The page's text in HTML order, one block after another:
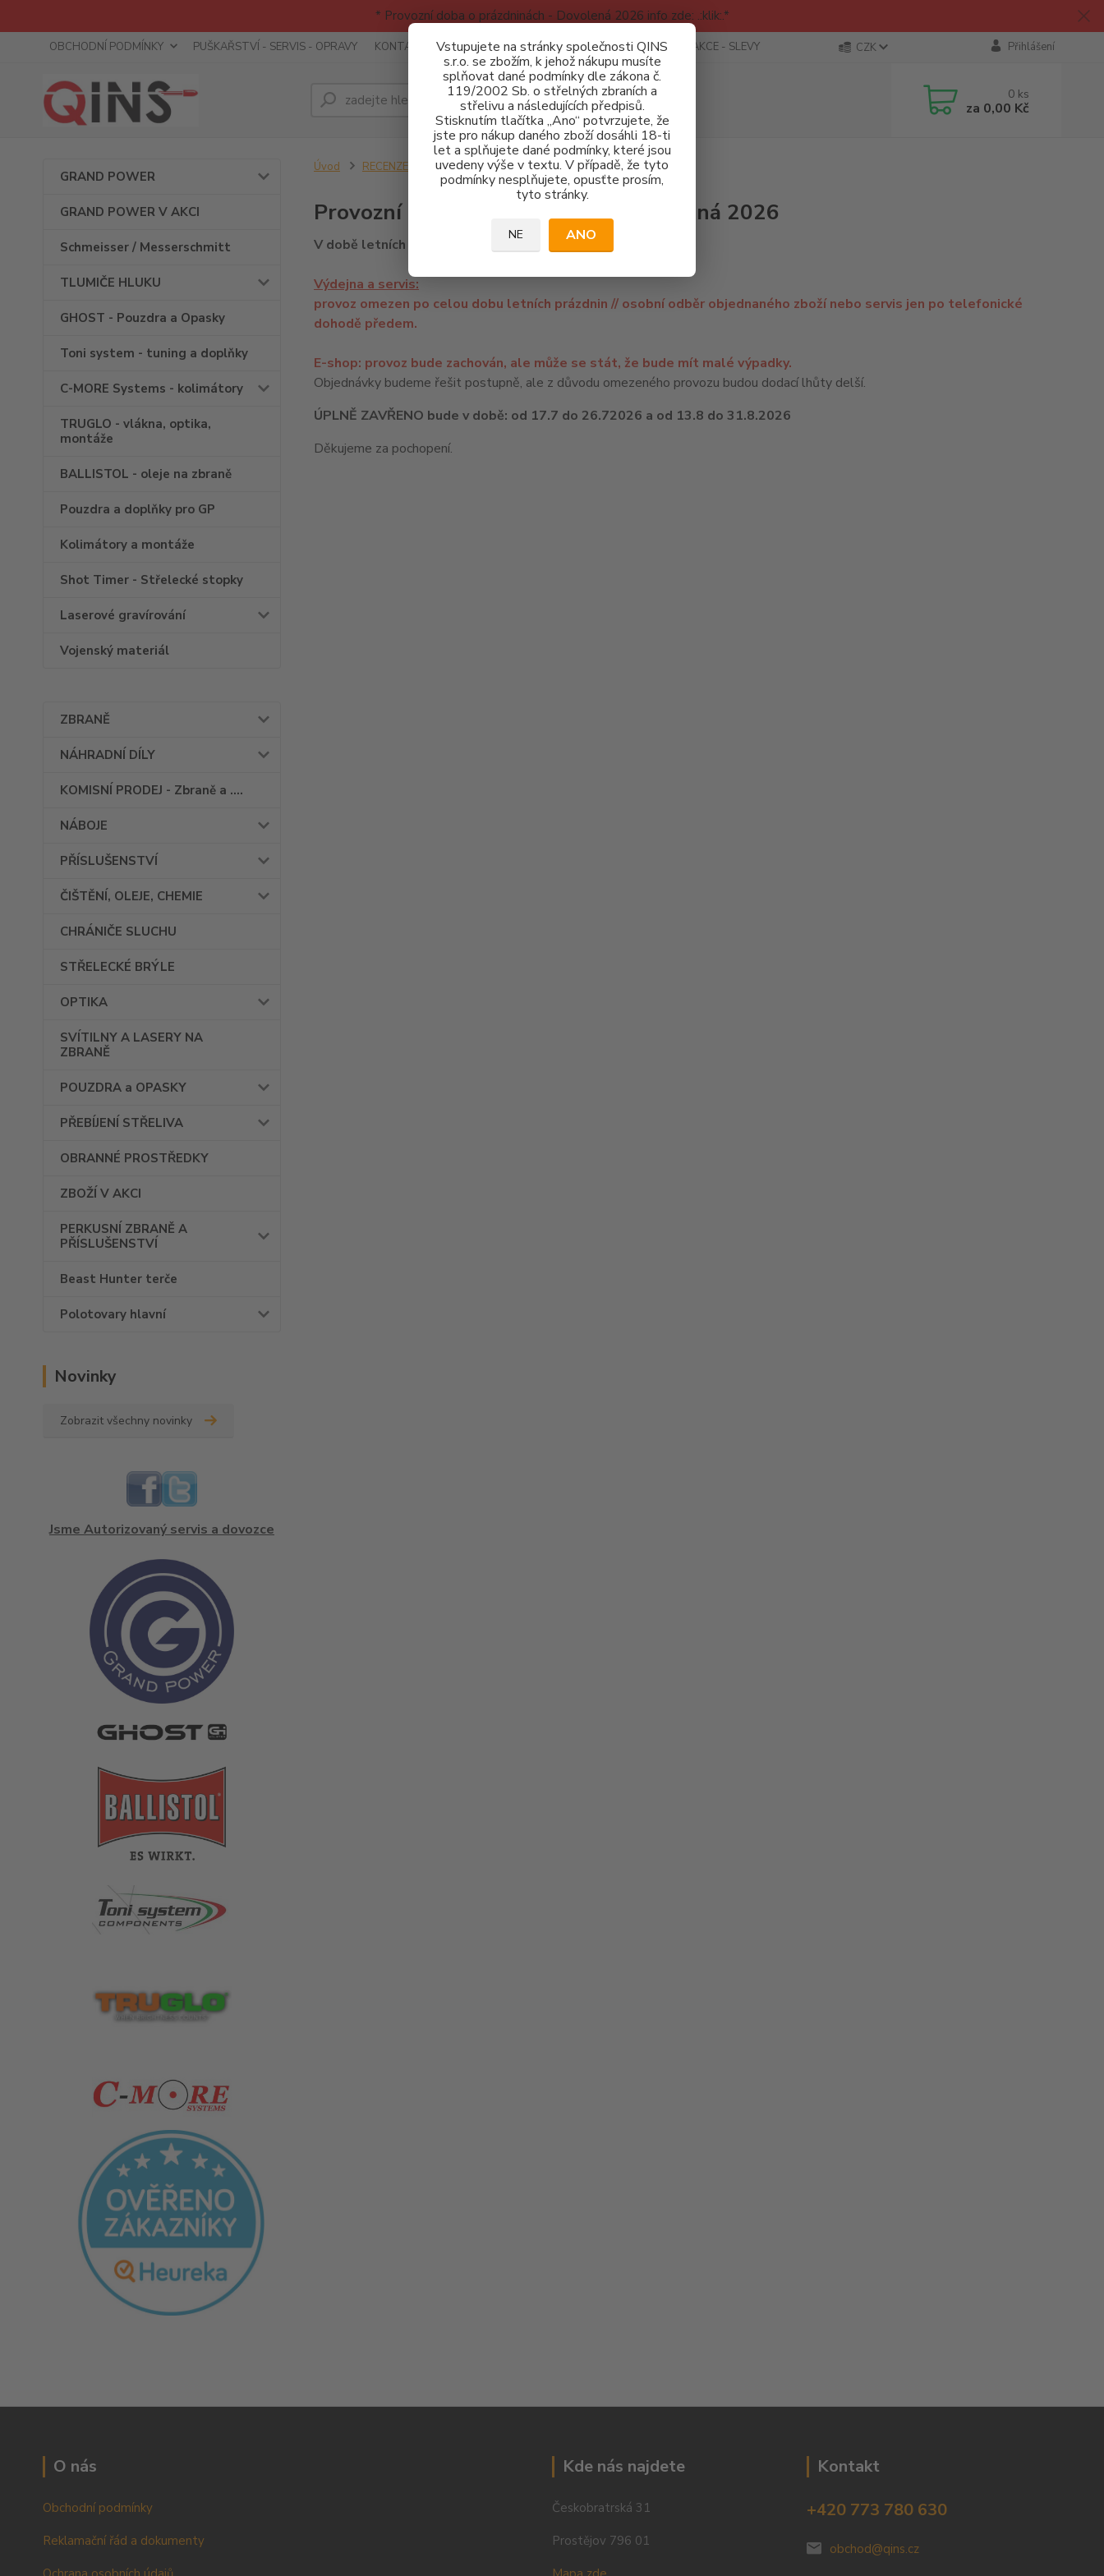
* Provozní doba o prázdninách - Dovolená 2026 info zde: .:klik:.*
Vstupujete na stránky společnosti QINS
s.r.o. se zbožím, k jehož nákupu musíte
splňovat dané podmínky dle zákona č.
119/2002 Sb. o střelných zbraních a
střelivu a následujících předpisů.
Stisknutím tlačítka „Ano“ potvrzujete, že
jste pro nákup daného zboží dosáhli 18-ti
let a splňujete dané podmínky, které jsou
uvedeny výše v textu. V případě, že tyto
podmínky nesplňujete, opusťte prosím,
tyto stránky.
NE ANO
OBCHODNÍ PODMÍNKY PUŠKAŘSTVÍ - SERVIS - OPRAVY KONTAKTY RECENZE - INFO SPORTOVNÍ AKCE AKCE - SLEVY CZK Přihlášení
Hledat 0 ks
za 0,00 Kč
GRAND POWER
GRAND POWER V AKCI
Schmeisser / Messerschmitt
TLUMIČE HLUKU
GHOST - Pouzdra a Opasky
Toni system - tuning a doplňky
C-MORE Systems - kolimátory
TRUGLO - vlákna, optika,
montáže
BALLISTOL - oleje na zbraně
Pouzdra a doplňky pro GP
Kolimátory a montáže
Shot Timer - Střelecké stopky
Laserové gravírování
Vojenský materiál
ZBRANĚ
NÁHRADNÍ DÍLY
KOMISNÍ PRODEJ - Zbraně a ....
NÁBOJE
PŘÍSLUŠENSTVÍ
ČIŠTĚNÍ, OLEJE, CHEMIE
CHRÁNIČE SLUCHU
STŘELECKÉ BRÝLE
OPTIKA
SVÍTILNY A LASERY NA
ZBRANĚ
POUZDRA a OPASKY
PŘEBÍJENÍ STŘELIVA
OBRANNÉ PROSTŘEDKY
ZBOŽÍ V AKCI
PERKUSNÍ ZBRANĚ A
PŘÍSLUŠENSTVÍ
Beast Hunter terče
Polotovary hlavní
Novinky
Zobrazit všechny novinky
Jsme Autorizovaný servis a dovozce
Úvod RECENZE - INFO Informace pro zákazníky
Provozní doba o prázdninách - Dovolená 2026
V době letních prázdnin máme omezen provoz takto:
Výdejna a servis:
provoz omezen po celou dobu letních prázdnin // osobní odběr objednaného zboží nebo servis jen po telefonické
dohodě předem.
E-shop: provoz bude zachován, ale může se stát, že bude mít malé výpadky.
Objednávky budeme řešit postupně, ale z důvodu omezeného provozu budou dodací lhůty delší.
ÚPLNĚ ZAVŘENO bude v době: od 17.7 do 26.72026 a od 13.8 do 31.8.2026
Děkujeme za pochopení.
O nás
Obchodní podmínky
Reklamační řád a dokumenty
Kde nás najdete
Českobratrská 31
Prostějov 796 01
Kontakt
+420 773 780 630
obchod@qins.cz